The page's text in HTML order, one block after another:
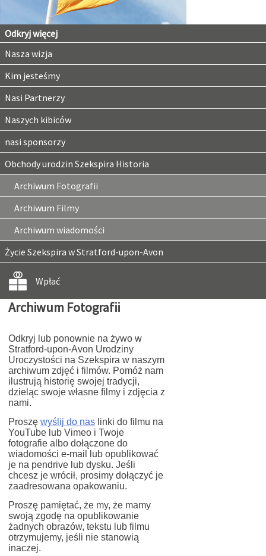
Odkryj więcej
Nasza wizja
Kim jesteśmy
Nasi Partnerzy
Naszych kibiców
nasi sponsorzy
Obchody urodzin Szekspira Historia
Archiwum Fotografii
Archiwum Filmy
Archiwum wiadomości
Życie Szekspira w Stratford-upon-Avon
Wpłać
Archiwum Fotografii
Odkryj lub ponownie na żywo w
Stratford-upon-Avon Urodziny
Uroczystości na Szekspira w naszym
archiwum zdjęć i filmów. Pomóż nam
ilustrują historię swojej tradycji,
dzieląc swoje własne filmy i zdjęcia z
nami.
Proszę wyślij do nas linki do filmu na
YouTube lub Vimeo i Twoje
fotografie albo dołączone do
wiadomości e-mail lub opublikować
je na pendrive lub dysku. Jeśli
chcesz je wrócił, prosimy dołączyć je
zaadresowana opakowaniu.
Proszę pamiętać, że my, że mamy
swoją zgodę na opublikowanie
żadnych obrazów, tekstu lub filmu
otrzymujemy, jeśli nie stanowią
inaczej.